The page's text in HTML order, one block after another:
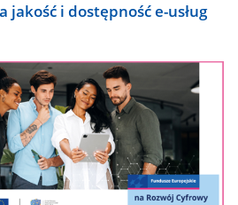
jakość i dostępność e-usług